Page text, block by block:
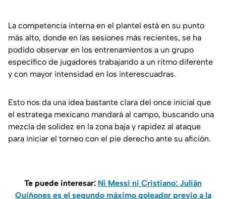
La competencia interna en el plantel está en su punto
más alto, donde en las sesiones más recientes, se ha
podido observar en los entrenamientos a un grupo
específico de jugadores trabajando a un ritmo diferente
y con mayor intensidad en los interescuadras.
Esto nos da una idea bastante clara del once inicial que
el estratega mexicano mandará al campo, buscando una
mezcla de solidez en la zona baja y rapidez al ataque
para iniciar el torneo con el pie derecho ante su afición.
Te puede interesar: Ni Messi ni Cristiano: Julián
Quiñones es el segundo máximo goleador previo a la